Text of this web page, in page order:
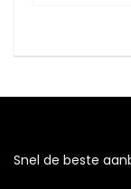
Snel de beste